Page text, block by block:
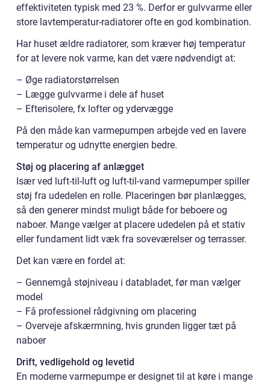
effektiviteten typisk med 23 %. Derfor er gulvvarme eller
store lavtemperatur-radiatorer ofte en god kombination.
Har huset ældre radiatorer, som kræver høj temperatur
for at levere nok varme, kan det være nødvendigt at:
– Øge radiatorstørrelsen
– Lægge gulvvarme i dele af huset
– Efterisolere, fx lofter og ydervægge
På den måde kan varmepumpen arbejde ved en lavere
temperatur og udnytte energien bedre.
Støj og placering af anlægget
Især ved luft-til-luft og luft-til-vand varmepumper spiller
støj fra udedelen en rolle. Placeringen bør planlægges,
så den generer mindst muligt både for beboere og
naboer. Mange vælger at placere udedelen på et stativ
eller fundament lidt væk fra soveværelser og terrasser.
Det kan være en fordel at:
– Gennemgå støjniveau i databladet, før man vælger
model
– Få professionel rådgivning om placering
– Overveje afskærmning, hvis grunden ligger tæt på
naboer
Drift, vedligehold og levetid
En moderne varmepumpe er designet til at køre i mange